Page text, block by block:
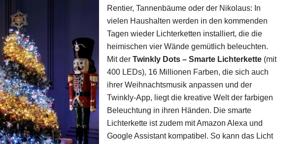
Rentier, Tannenbäume oder der Nikolaus: In
vielen Haushalten werden in den kommenden
Tagen wieder Lichterketten installiert, die die
heimischen vier Wände gemütlich beleuchten.
Mit der Twinkly Dots – Smarte Lichterkette (mit
400 LEDs), 16 Millionen Farben, die sich auch
ihrer Weihnachtsmusik anpassen und der
Twinkly-App, liegt die kreative Welt der farbigen
Beleuchtung in ihren Händen. Die smarte
Lichterkette ist zudem mit Amazon Alexa und
Google Assistant kompatibel. So kann das Licht